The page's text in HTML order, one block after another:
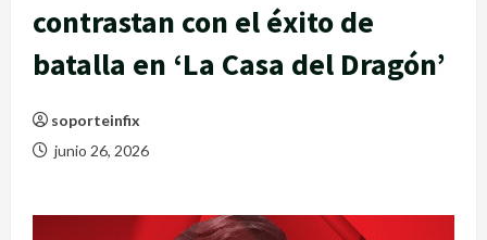
contrastan con el éxito de
batalla en ‘La Casa del Dragón’
soporteinfix
junio 26, 2026